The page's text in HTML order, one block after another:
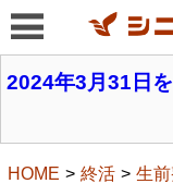
2024年3月31日
HOME 終活 生